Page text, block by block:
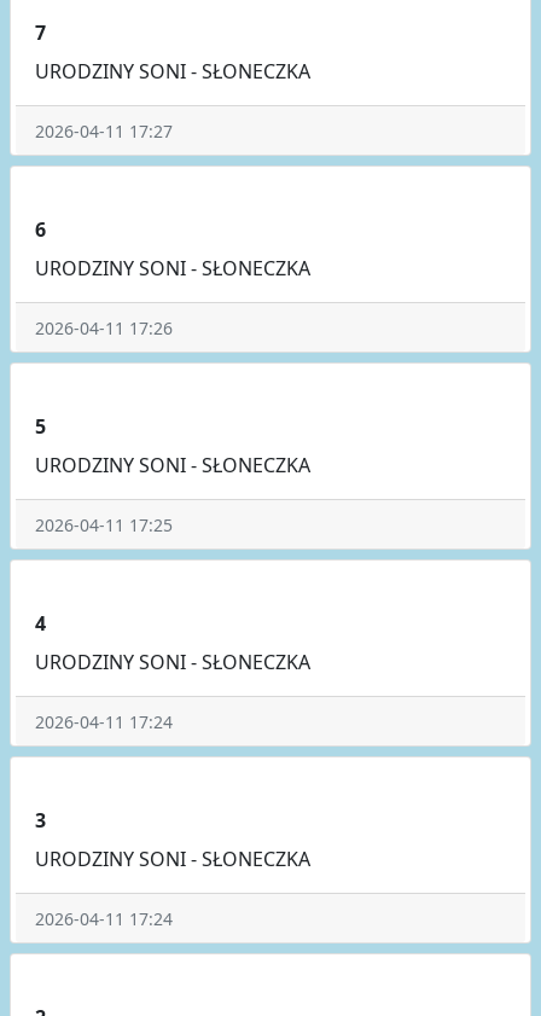
7
URODZINY SONI - SŁONECZKA
2026-04-11 17:27
6
URODZINY SONI - SŁONECZKA
2026-04-11 17:26
5
URODZINY SONI - SŁONECZKA
2026-04-11 17:25
4
URODZINY SONI - SŁONECZKA
2026-04-11 17:24
3
URODZINY SONI - SŁONECZKA
2026-04-11 17:24